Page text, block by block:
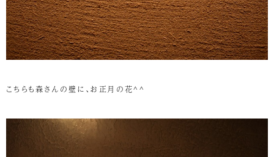
こちらも森さんの壁に、お正月の花^^